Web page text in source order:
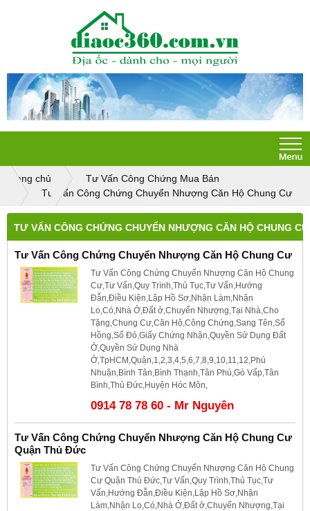
Trang chủ
Tư Vấn Công Chứng Mua Bán
Tư Vấn Công Chứng Chuyển Nhượng Căn Hộ Chung Cư
TƯ VẤN CÔNG CHỨNG CHUYỂN NHƯỢNG CĂN HỘ CHUNG CƯ
Tư Vấn Công Chứng Chuyển Nhượng Căn Hộ Chung Cư
Tư Vấn Công Chứng Chuyển Nhượng Căn Hộ Chung
Cư,Tư Vấn,Quy Trình,Thủ Tục,Tư Vấn,Hướng
Đẫn,Điều Kiện,Lập Hồ Sơ,Nhận Làm,Nhận
Lo,Có,Nhà Ở,Đất ở,Chuyển Nhượng,Tại Nhà,Cho
Tặng,Chung Cư,Căn Hộ,Công Chứng,Sang Tên,Sổ
Hồng,Sổ Đỏ,Giấy Chứng Nhận,Quyền Sử Dụng Đất
Ở,Quyền Sử Dụng Nhà
Ở,TpHCM,Quận,1,2,3,4,5,6,7,8,9,10,11,12,Phú
Nhuận,Bình Tân,Bình Thạnh,Tân Phú,Gò Vấp,Tân
Bình,Thủ Đức,Huyện Hóc Môn,
0914 78 78 60 - Mr Nguyên
Tư Vấn Công Chứng Chuyển Nhượng Căn Hộ Chung Cư
Quận Thủ Đức
Tư Vấn Công Chứng Chuyển Nhượng Căn Hộ Chung
Cư Quận Thủ Đức,Tư Vấn,Quy Trình,Thủ Tục,Tư
Vấn,Hướng Đẫn,Điều Kiện,Lập Hồ Sơ,Nhận
Làm,Nhận Lo,Có,Nhà Ở,Đất ở,Chuyển Nhượng,Tại